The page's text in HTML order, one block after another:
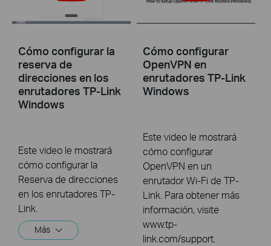
Cómo configurar la
reserva de
direcciones en los
enrutadores TP-Link
Windows
Este video le mostrará
cómo configurar la
Reserva de direcciones
en los enrutadores TP-
Link.
Más
Cómo configurar
OpenVPN en
enrutadores TP-Link
Windows
Este video le mostrará
cómo configurar
OpenVPN en un
enrutador Wi-Fi de TP-
Link. Para obtener más
información, visite
www.tp-
link.com/support.